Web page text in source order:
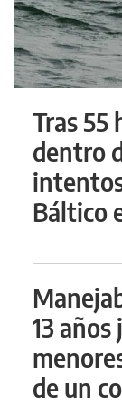
Tras 55
dentro
Báltico
13
de un